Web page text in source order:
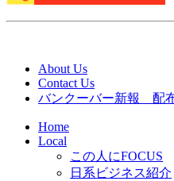
About Us
Contact Us
バンクーバー新報 配
Home
Local
この人にFOCUS
日系ビジネス紹介